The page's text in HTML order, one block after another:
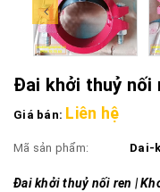
Đai khởi thuỷ nối
Giá bán: Liên hệ
Mã sản phẩm: Dai-
Đai khởi thuỷ nối ren |